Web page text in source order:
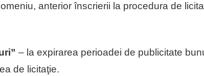
anterior înscrierii la procedura de
– la expirarea perioadei de publicitate
de licitaţie.